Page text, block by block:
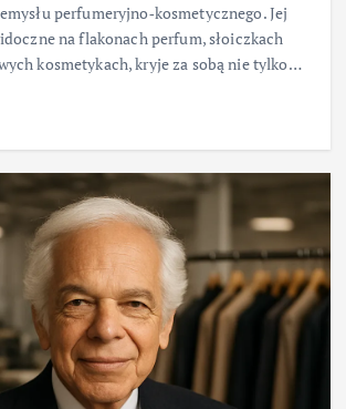
perfumeryjno‑kosmetycznego. Jej
na flakonach perfum, słoiczkach
kosmetykach, kryje za sobą nie tylko…